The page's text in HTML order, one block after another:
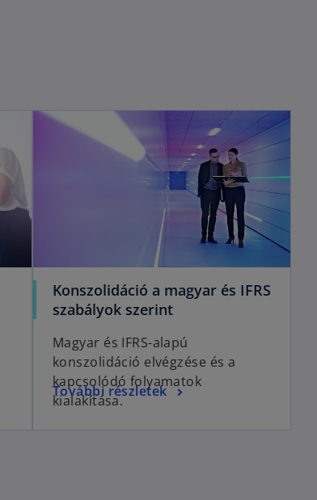
Konszolidáció a magyar és IFRS
szabályok szerint
Magyar és IFRS-alapú
konszolidáció elvégzése és a
kapcsolódó folyamatok
kialakítása.
További részletek